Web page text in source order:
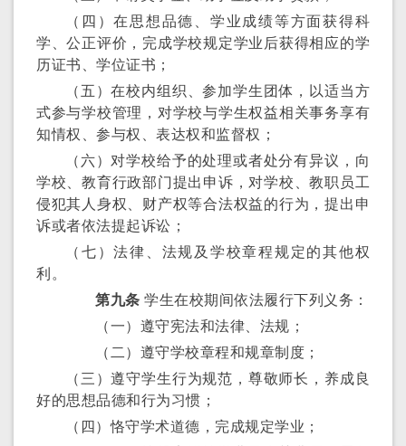
（四）在思想品德、学业成绩等方面获得科
学、公正评价，完成学校规定学业后获得相应的学
历证书、学位证书；
（五）在校内组织、参加学生团体，以适当方
式参与学校管理，对学校与学生权益相关事务享有
知情权、参与权、表达权和监督权；
（六）对学校给予的处理或者处分有异议，向
学校、教育行政部门提出申诉，对学校、教职员工
侵犯其人身权、财产权等合法权益的行为，提出申
诉或者依法提起诉讼；
（七）法律、法规及学校章程规定的其他权
利。
第九条 学生在校期间依法履行下列义务：
（一）遵守宪法和法律、法规；
（二）遵守学校章程和规章制度；
（三）遵守学生行为规范，尊敬师长，养成良
好的思想品德和行为习惯；
（四）恪守学术道德，完成规定学业；